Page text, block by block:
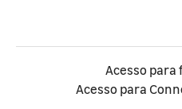
Acesso
Acesso para